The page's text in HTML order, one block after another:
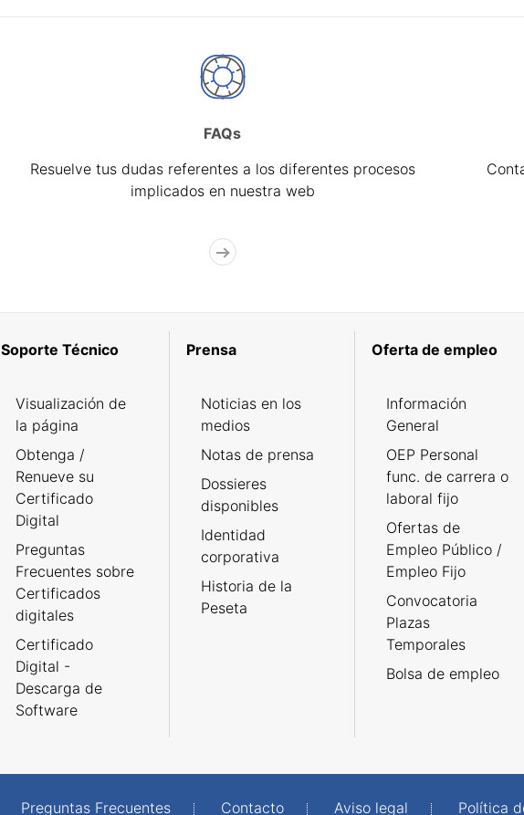
FAQs
Resuelve tus dudas referentes a los diferentes procesos
implicados en nuestra web
Soporte Técnico
Visualización de
la página
Obtenga /
Renueve su
Certificado
Digital
Preguntas
Frecuentes sobre
Certificados
digitales
Certificado
Digital -
Descarga de
Software
Prensa
Noticias en los
medios
Notas de prensa
Dossieres
disponibles
Identidad
corporativa
Historia de la
Peseta
Oferta de empleo
Información
General
OEP Personal
func. de carrera o
laboral fijo
Ofertas de
Empleo Público /
Empleo Fijo
Convocatoria
Plazas
Temporales
Bolsa de empleo
Preguntas Frecuentes Contacto Aviso legal Política